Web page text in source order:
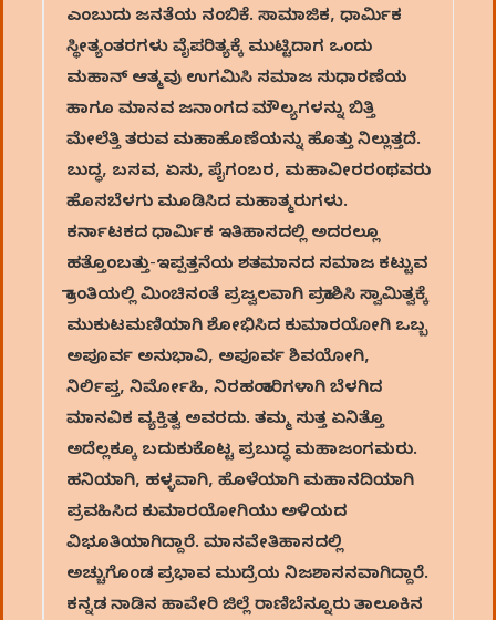
ಎಂಬುದು ಜನತೆಯ ನಂಬಿಕೆ. ಸಾಮಾಜಿಕ, ಧಾರ್ಮಿಕ
ಸ್ಥೀತ್ಯಂತರಗಳು ವೈಪರಿತ್ಯಕ್ಕೆ ಮುಟ್ಟಿದಾಗ ಒಂದು
ಮಹಾನ್ ಆತ್ಮವು ಉಗಮಿಸಿ ಸಮಾಜ ಸುಧಾರಣೆಯ
ಹಾಗೂ ಮಾನವ ಜನಾಂಗದ ಮೌಲ್ಯಗಳನ್ನು ಬಿತ್ತಿ
ಮೇಲೆತ್ತಿ ತರುವ ಮಹಾಹೊಣೆಯನ್ನು ಹೊತ್ತು ನಿಲ್ಲುತ್ತದೆ.
ಬುದ್ಧ, ಬಸವ, ಏಸು, ಪೈಗಂಬರ, ಮಹಾವೀರರಂಥವರು
ಹೊಸಬೆಳಗು ಮೂಡಿಸಿದ ಮಹಾತ್ಮರುಗಳು.
ಕರ್ನಾಟಕದ ಧಾರ್ಮಿಕ ಇತಿಹಾಸದಲ್ಲಿ ಅದರಲ್ಲೂ
ಹತ್ತೊಂಬತ್ತು-ಇಪ್ಪತ್ತನೆಯ ಶತಮಾನದ ಸಮಾಜ ಕಟ್ಟುವ
ಕ್ರಾಂತಿಯಲ್ಲಿ ಮಿಂಚಿನಂತೆ ಪ್ರಜ್ವಲವಾಗಿ ಪ್ರಕಾಶಿಸಿ ಸ್ವಾಮಿತ್ವಕ್ಕೆ
ಮುಕುಟಮಣಿಯಾಗಿ ಶೋಭಿಸಿದ ಕುಮಾರಯೋಗಿ ಒಬ್ಬ
ಅಪೂರ್ವ ಅನುಭಾವಿ, ಅಪೂರ್ವ ಶಿವಯೋಗಿ,
ನಿರ್ಲಿಪ್ತ, ನಿರ್ಮೋಹಿ, ನಿರಹಂಕಾರಿಗಳಾಗಿ ಬೆಳಗಿದ
ಮಾನವಿಕ ವ್ಯಕ್ತಿತ್ವ ಅವರದು. ತಮ್ಮ ಸುತ್ತ ಏನಿತ್ತೊ
ಅದೆಲ್ಲಕ್ಕೂ ಬದುಕುಕೊಟ್ಟ ಪ್ರಬುದ್ಧ ಮಹಾಜಂಗಮರು.
ಹನಿಯಾಗಿ, ಹಳ್ಳವಾಗಿ, ಹೊಳೆಯಾಗಿ ಮಹಾನದಿಯಾಗಿ
ಪ್ರವಹಿಸಿದ ಕುಮಾರಯೋಗಿಯು ಅಳಿಯದ
ವಿಭೂತಿಯಾಗಿದ್ದಾರೆ. ಮಾನವೇತಿಹಾಸದಲ್ಲಿ
ಅಚ್ಚುಗೊಂಡ ಪ್ರಭಾವ ಮುದ್ರೆಯ ನಿಜಶಾಸನವಾಗಿದ್ದಾರೆ.
ಕನ್ನಡ ನಾಡಿನ ಹಾವೇರಿ ಜಿಲ್ಲೆ ರಾಣಿಬೆನ್ನೂರು ತಾಲೂಕಿನ